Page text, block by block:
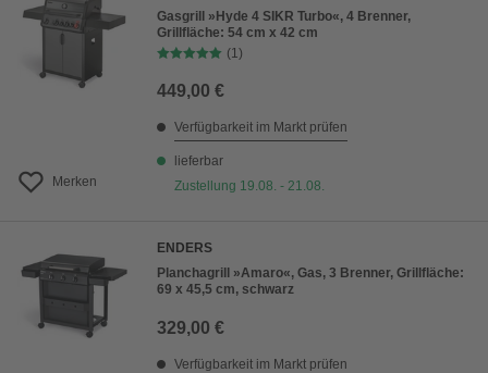
Preis aufsteigend
Preis absteigend
Bewertung
Merken
Gasgrill »Hyde 4 SIKR Turbo«, 4 Brenner,
Grillfläche: 54 cm x 42 cm
(1)
449,00 €
Verfügbarkeit im Markt prüfen
lieferbar
Zustellung 19.08. - 21.08.
ENDERS
Planchagrill »Amaro«, Gas, 3 Brenner, Grillfläche:
69 x 45,5 cm, schwarz
329,00 €
Verfügbarkeit im Markt prüfen